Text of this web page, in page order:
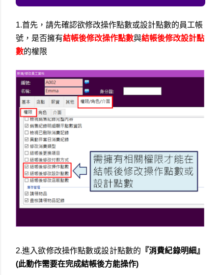
1.首先，請先確認欲修改操作點數或設計點數的員工帳
號，是否擁有結帳後修改操作點數與結帳後修改設計點
數的權限
2.進入欲修改操作點數或設計點數的 『消費紀錄明細』
(此動作需要在完成結帳後方能操作)